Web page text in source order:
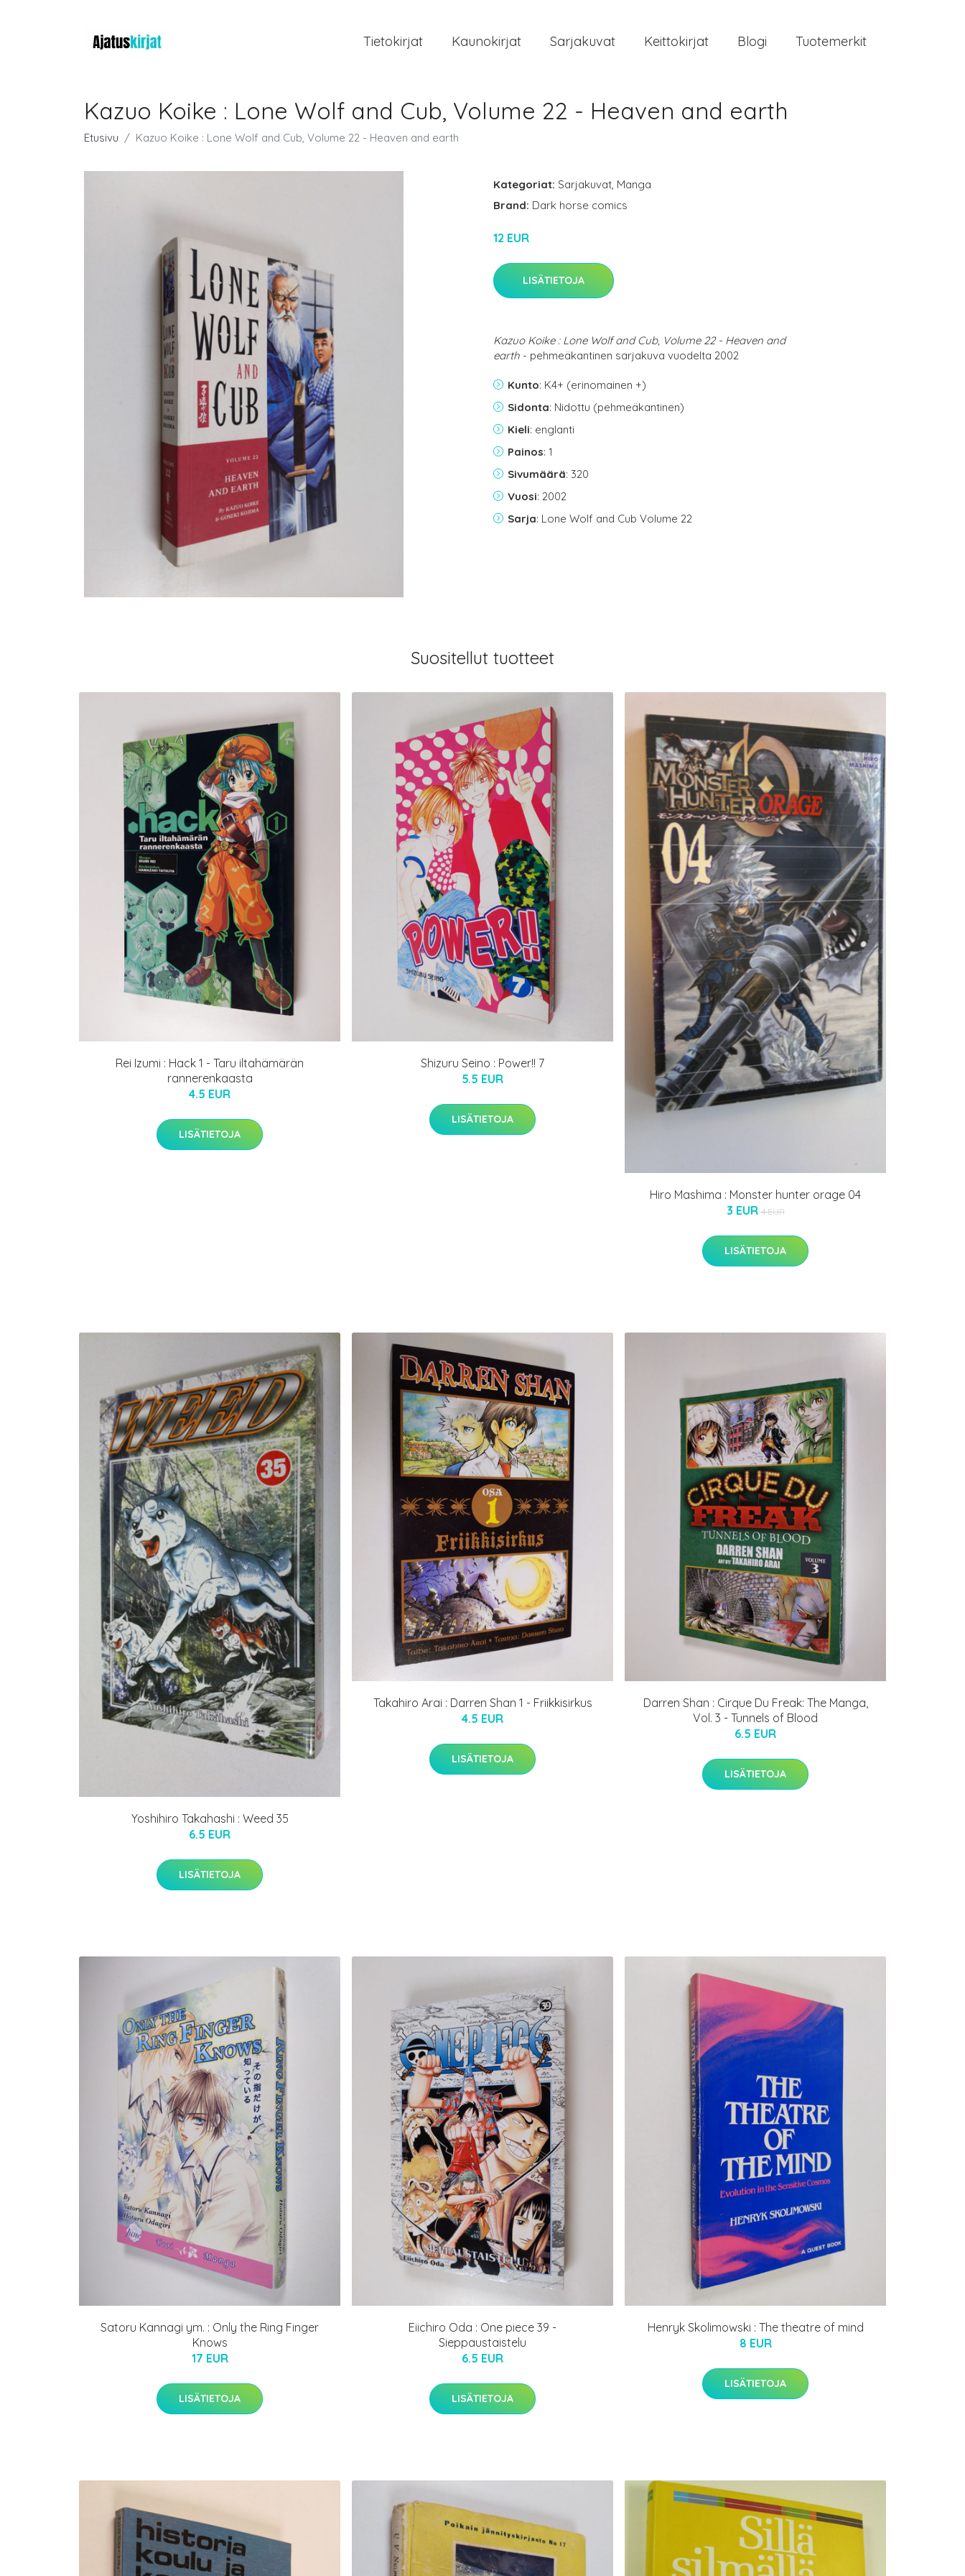
Tietokirjat Kaunokirjat Sarjakuvat Keittokirjat Blogi Tuotemerkit
Kazuo Koike : Lone Wolf and Cub, Volume 22 - Heaven and earth
Etusivu Kazuo Koike : Lone Wolf and Cub, Volume 22 - Heaven and earth
Kategoriat: Sarjakuvat, Manga
Brand: Dark horse comics
12 EUR
LISÄTIETOJA
Kazuo Koike : Lone Wolf and Cub, Volume 22 - Heaven and
earth - pehmeäkantinen sarjakuva vuodelta 2002
Kunto: K4+ (erinomainen +)
Sidonta: Nidottu (pehmeäkantinen)
Kieli: englanti
Painos: 1
Sivumäärä: 320
Vuosi: 2002
Sarja: Lone Wolf and Cub Volume 22
Suositellut tuotteet
Rei Izumi : Hack 1 - Taru iltahämärän
rannerenkaasta
4.5 EUR
LISÄTIETOJA
Shizuru Seino : Power!! 7
5.5 EUR
LISÄTIETOJA
Hiro Mashima : Monster hunter orage 04
3 EUR 4 EUR
LISÄTIETOJA
Yoshihiro Takahashi : Weed 35
6.5 EUR
LISÄTIETOJA
Takahiro Arai : Darren Shan 1 - Friikkisirkus
4.5 EUR
LISÄTIETOJA
Darren Shan : Cirque Du Freak: The Manga,
Vol. 3 - Tunnels of Blood
6.5 EUR
LISÄTIETOJA
Satoru Kannagi ym. : Only the Ring Finger
Knows
17 EUR
LISÄTIETOJA
Eiichiro Oda : One piece 39 -
Sieppaustaistelu
6.5 EUR
LISÄTIETOJA
Henryk Skolimowski : The theatre of mind
8 EUR
LISÄTIETOJA